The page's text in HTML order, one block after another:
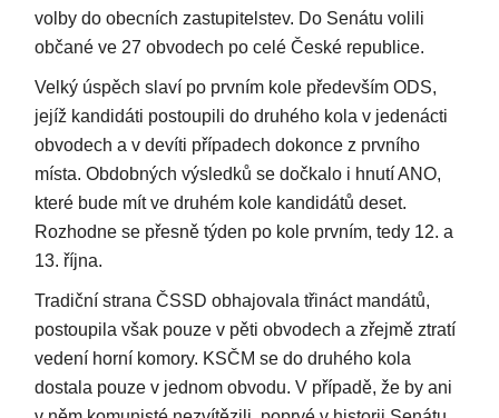
volby do obecních zastupitelstev. Do Senátu volili
občané ve 27 obvodech po celé České republice.
Velký úspěch slaví po prvním kole především ODS,
jejíž kandidáti postoupili do druhého kola v jedenácti
obvodech a v devíti případech dokonce z prvního
místa. Obdobných výsledků se dočkalo i hnutí ANO,
které bude mít ve druhém kole kandidátů deset.
Rozhodne se přesně týden po kole prvním, tedy 12. a
13. října.
Tradiční strana ČSSD obhajovala třináct mandátů,
postoupila však pouze v pěti obvodech a zřejmě ztratí
vedení horní komory. KSČM se do druhého kola
dostala pouze v jednom obvodu. V případě, že by ani